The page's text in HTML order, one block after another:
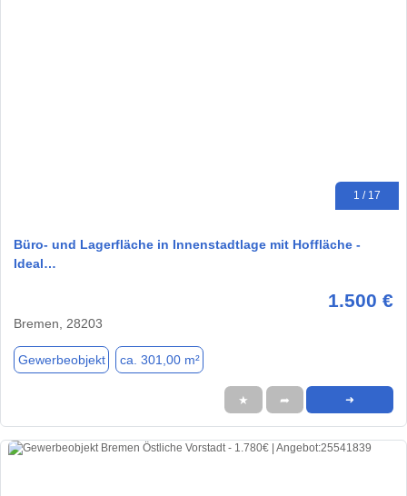
1 / 17
Büro- und Lagerfläche in Innenstadtlage mit Hoffläche -
Ideal…
1.500 €
Bremen, 28203
Gewerbeobjekt ca. 301,00 m²
★ ➦ ➜